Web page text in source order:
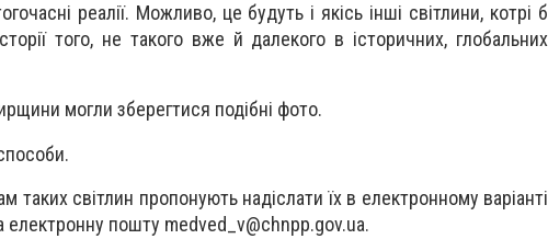
реалії. Можливо, це будуть і якісь інші світлини, котрі б
того, не такого вже й далекого в історичних, глобальних
могли зберегтися подібні фото.
таких світлин пропонують надіслати їх в електронному варіанті
електронну пошту medved_v@chnpp.gov.ua.